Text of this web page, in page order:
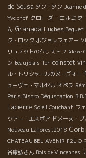
de Sousa タン・タン Jeanne
Yve chef クローズ・エルミタ
ん Granada Hughes Beguet
ク・ロック ボジョレフェアー
リュノットのクリストフ Aloxe
ン Beaujplais Ten coinstot
ル・トリシャールのヌーヴォー
ューヴェ・マルセル オペラ
Paris Bistro Dégustation
Lapierre Soleil Couchant フ
ツアー・エスポア ドメーヌ・
Nouveau Laforest2018
CHATEAU BEL AVENIR R2L'O
谷康弘さん Bois de Vincennes